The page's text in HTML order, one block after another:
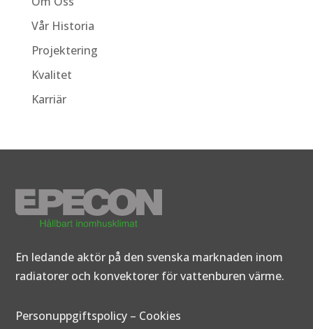
Vår Historia
Projektering
Kvalitet
Karriär
En ledande aktör på den svenska marknaden inom
radiatorer och konvektorer för vattenburen värme.
Personuppgiftspolicy – Cookies